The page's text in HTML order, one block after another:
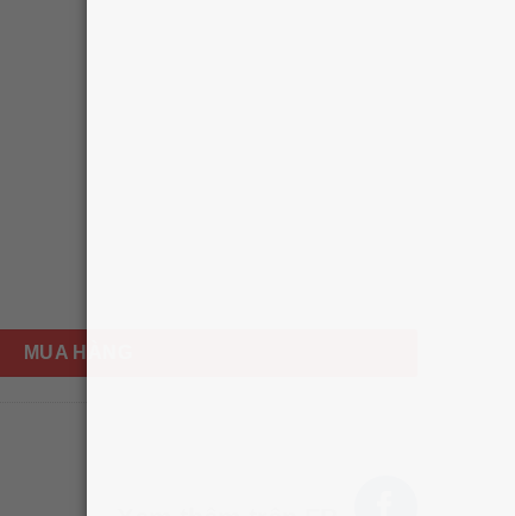
Shine Gold Pearl Premium 100ml số lượng
MUA HÀNG